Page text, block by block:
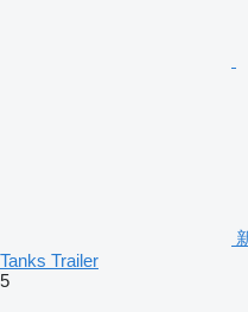
Tanks Trailer
5